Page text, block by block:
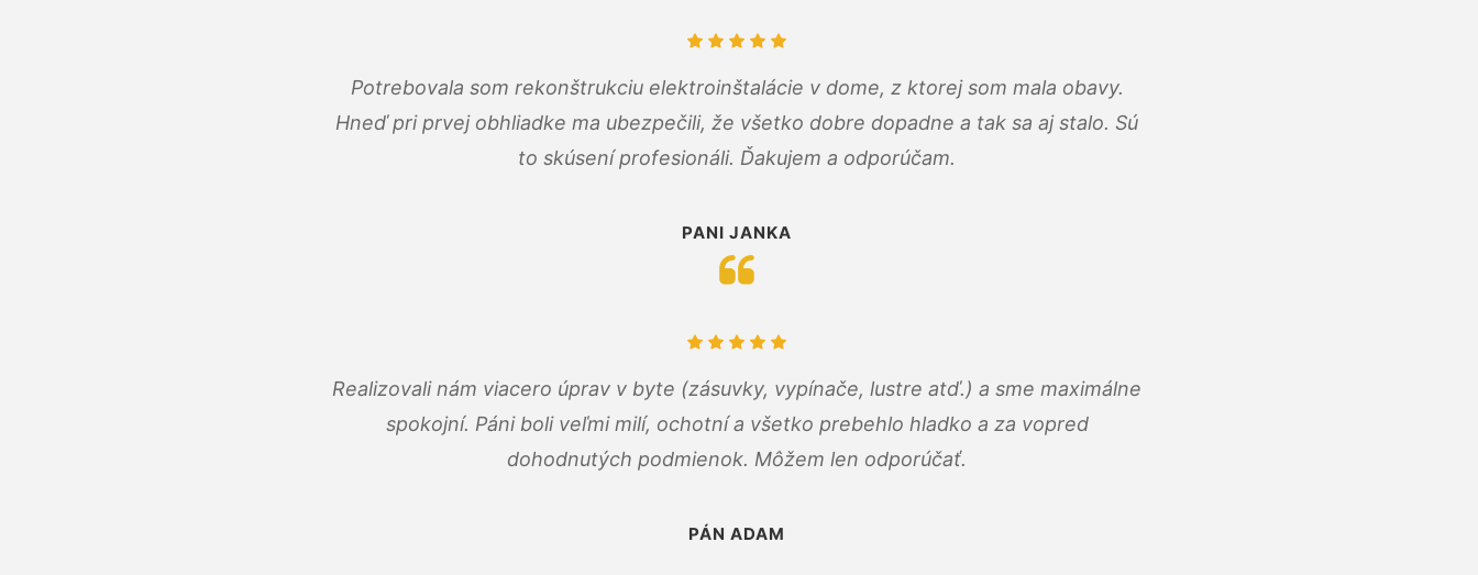
Potrebovala som rekonštrukciu elektroinštalácie v dome, z ktorej som mala obavy.
Hneď pri prvej obhliadke ma ubezpečili, že všetko dobre dopadne a tak sa aj stalo. Sú
to skúsení profesionáli. Ďakujem a odporúčam.
PANI JANKA
Realizovali nám viacero úprav v byte (zásuvky, vypínače, lustre atď.) a sme maximálne
spokojní. Páni boli veľmi milí, ochotní a všetko prebehlo hladko a za vopred
dohodnutých podmienok. Môžem len odporúčať.
PÁN ADAM